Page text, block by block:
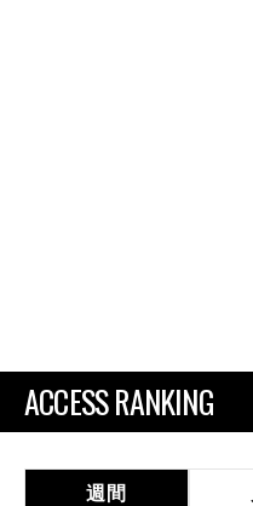
ACCESS RANKING
週間